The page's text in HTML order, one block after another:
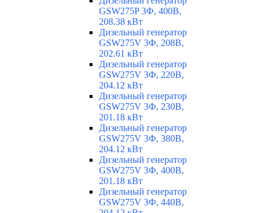
GSW275P 3Ф, 400В,
208.38 кВт
Дизельный генератор
GSW275V 3Ф, 208В,
202.61 кВт
Дизельный генератор
GSW275V 3Ф, 220В,
204.12 кВт
Дизельный генератор
GSW275V 3Ф, 230В,
201.18 кВт
Дизельный генератор
GSW275V 3Ф, 380В,
204.12 кВт
Дизельный генератор
GSW275V 3Ф, 400В,
201.18 кВт
Дизельный генератор
GSW275V 3Ф, 440В,